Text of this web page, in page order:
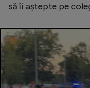
să îi aștepte pe